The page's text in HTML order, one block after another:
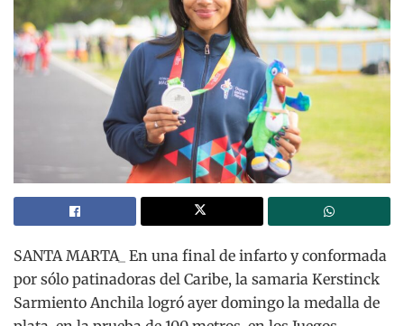
SANTA MARTA_ En una final de infarto y conformada
por sólo patinadoras del Caribe, la samaria Kerstinck
Sarmiento Anchila logró ayer domingo la medalla de